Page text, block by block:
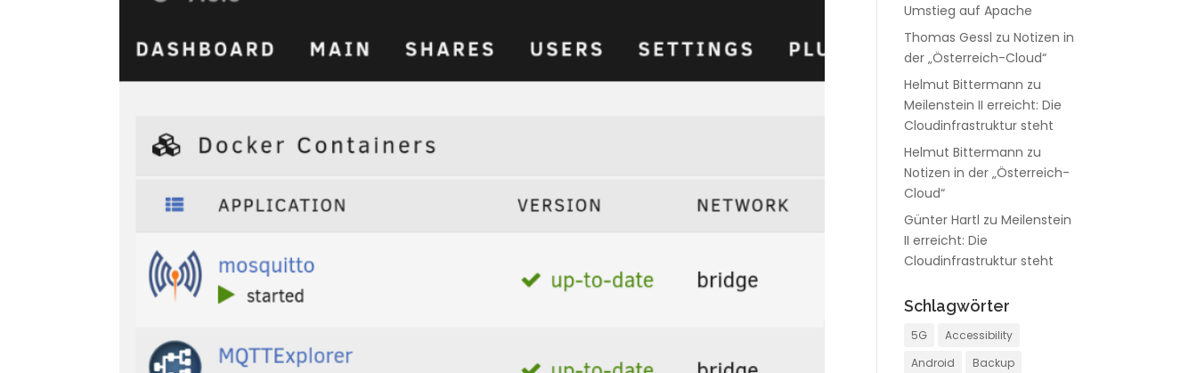
Umstieg auf Apache
Thomas Gessl zuNotizen in
der „Österreich-Cloud“
Helmut Bittermann zu
Meilenstein II erreicht: Die
Cloudinfrastruktur steht
Helmut Bittermann zu
Notizen in der „Österreich-
Cloud“
Günter Hartl zuMeilenstein
II erreicht: Die
Cloudinfrastruktur steht
Schlagwörter
5G
Accessibility
Android
Backup